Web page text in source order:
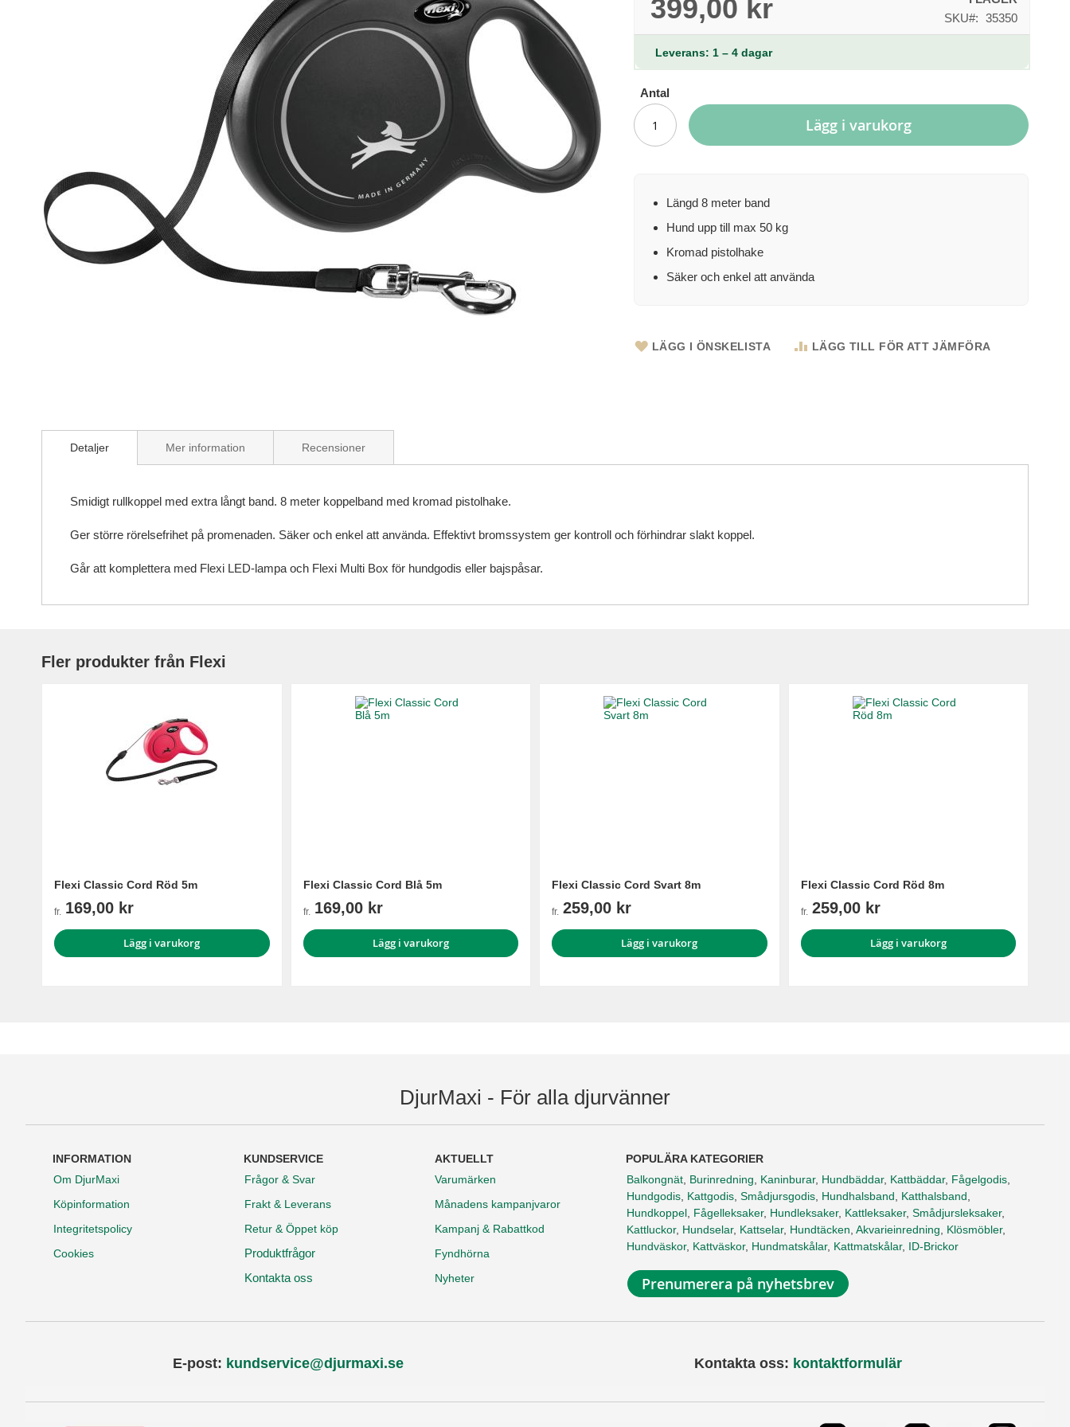
to
gallery
399,00 kr
SKU
35350
Leverans: 1 – 4 dagar
Antal
Lägg i varukorg
Längd 8 meter band
Hund upp till max 50 kg
Kromad pistolhake
Säker och enkel att använda
LÄGG I ÖNSKELISTA LÄGG TILL FÖR ATT JÄMFÖRA
Detaljer
Smidigt rullkoppel med extra långt band. 8 meter koppelband med kromad pistolhake.
Ger större rörelsefrihet på promenaden. Säker och enkel att använda. Effektivt bromssystem ger kontroll och förhindrar slakt koppel.
Går att komplettera med Flexi LED-lampa och Flexi Multi Box för hundgodis eller bajspåsar.
Mer information Recensioner
Fler produkter från Flexi
Flexi Classic Cord Röd 5m
fr. 169,00 kr
Lägg i varukorg
Flexi Classic Cord Blå 5m
fr. 169,00 kr
Lägg i varukorg
Flexi Classic Cord Svart 8m
fr. 259,00 kr
Lägg i varukorg
Flexi Classic Cord Röd 8m
fr. 259,00 kr
Lägg i varukorg
DjurMaxi - För alla djurvänner
INFORMATION
Om DjurMaxi
Köpinformation
Integritetspolicy
Cookies
KUNDSERVICE
Frågor & Svar
Frakt & Leverans
Retur & Öppet köp
Produktfrågor
Kontakta oss
AKTUELLT
Varumärken
Månadens kampanjvaror
Kampanj & Rabattkod
Fyndhörna
Nyheter
POPULÄRA KATEGORIER
Balkongnät Burinredning Kaninburar, Hundbäddar, Kattbäddar, Fågelgodis
Hundgodis Kattgodis Smådjursgodis Hundhalsband Katthalsband
Hundkoppel Fågelleksaker, Hundleksaker, Kattleksaker, Smådjursleksaker,
Kattluckor, Hundselar, Kattselar, Hundtäcken Akvarieinredning Klösmöbler,
Hundväskor, Kattväskor, Hundmatskålar, Kattmatskålar, ID-Brickor
Prenumerera på nyhetsbrev
E-post: kundservice@djurmaxi.se Kontakta oss: kontaktformulär